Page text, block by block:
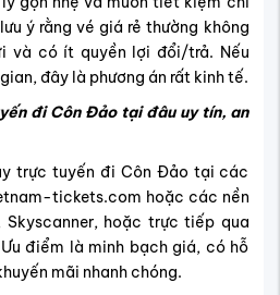
trực tuyến đi Côn Đảo tại các
tickets.com hoặc các nền
Skyscanner, hoặc trực tiếp qua
điểm là minh bạch giá, có hỗ
mãi nhanh chóng.
gì? Có an toàn không?
Đảo chủ yếu sử dụng máy bay
quạt nhỏ, chở được khoảng 70
bay hiện đại, chuyên dụng cho
nhỏ hơn Airbus hay Boeing, ATR
tiêu chuẩn an toàn của ngành